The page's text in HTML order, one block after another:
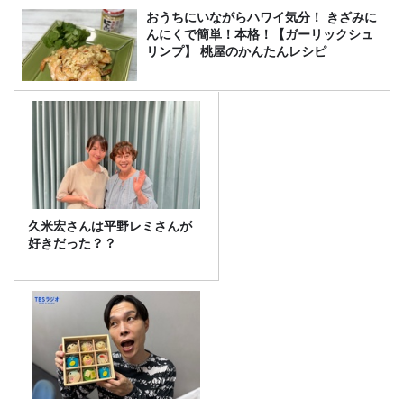
おうちにいながらハワイ気分！ きざみに
んにくで簡単！本格！【ガーリックシュ
リンプ】 桃屋のかんたんレシピ
久米宏さんは平野レミさんが
好きだった？？